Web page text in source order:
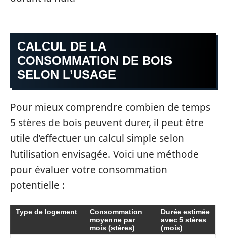
CALCUL DE LA
CONSOMMATION DE BOIS
SELON L’USAGE
Pour mieux comprendre combien de temps
5 stères de bois peuvent durer, il peut être
utile d’effectuer un calcul simple selon
l’utilisation envisagée. Voici une méthode
pour évaluer votre consommation
potentielle :
Type de logement
Consommation
moyenne par
mois (stères)
Durée estimée
avec 5 stères
(mois)